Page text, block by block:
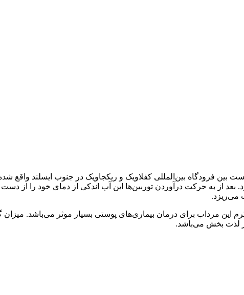
فرودگاه بین‌المللی کفلاویک و ریکجاویک در جنوب ایسلند واقع
بعد از به حرکت درآوردن توربین‌ها این آب اندکی از دمای خود را
می‌ریزد.
لذت بخش می‌باشد.